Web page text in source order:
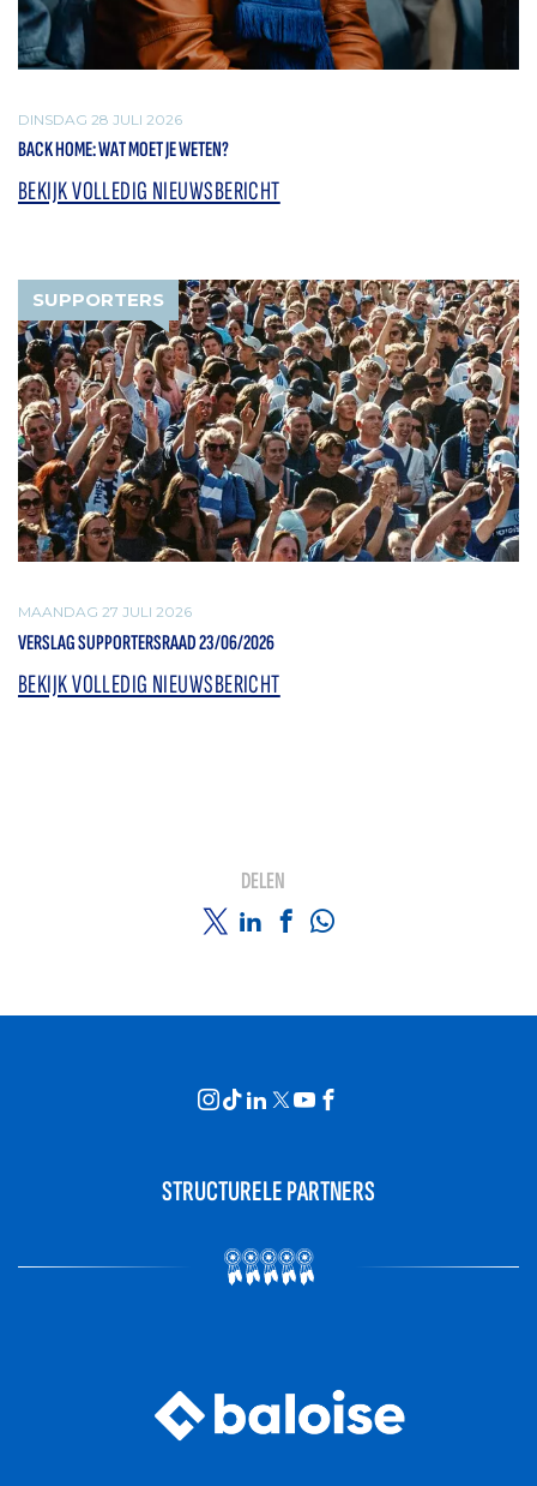
DINSDAG 28 JULI 2026
BACK HOME: WAT MOET JE WETEN?
BEKIJK VOLLEDIG NIEUWSBERICHT
SUPPORTERS
MAANDAG 27 JULI 2026
VERSLAG SUPPORTERSRAAD 23/06/2026
BEKIJK VOLLEDIG NIEUWSBERICHT
DELEN
STRUCTURELE PARTNERS